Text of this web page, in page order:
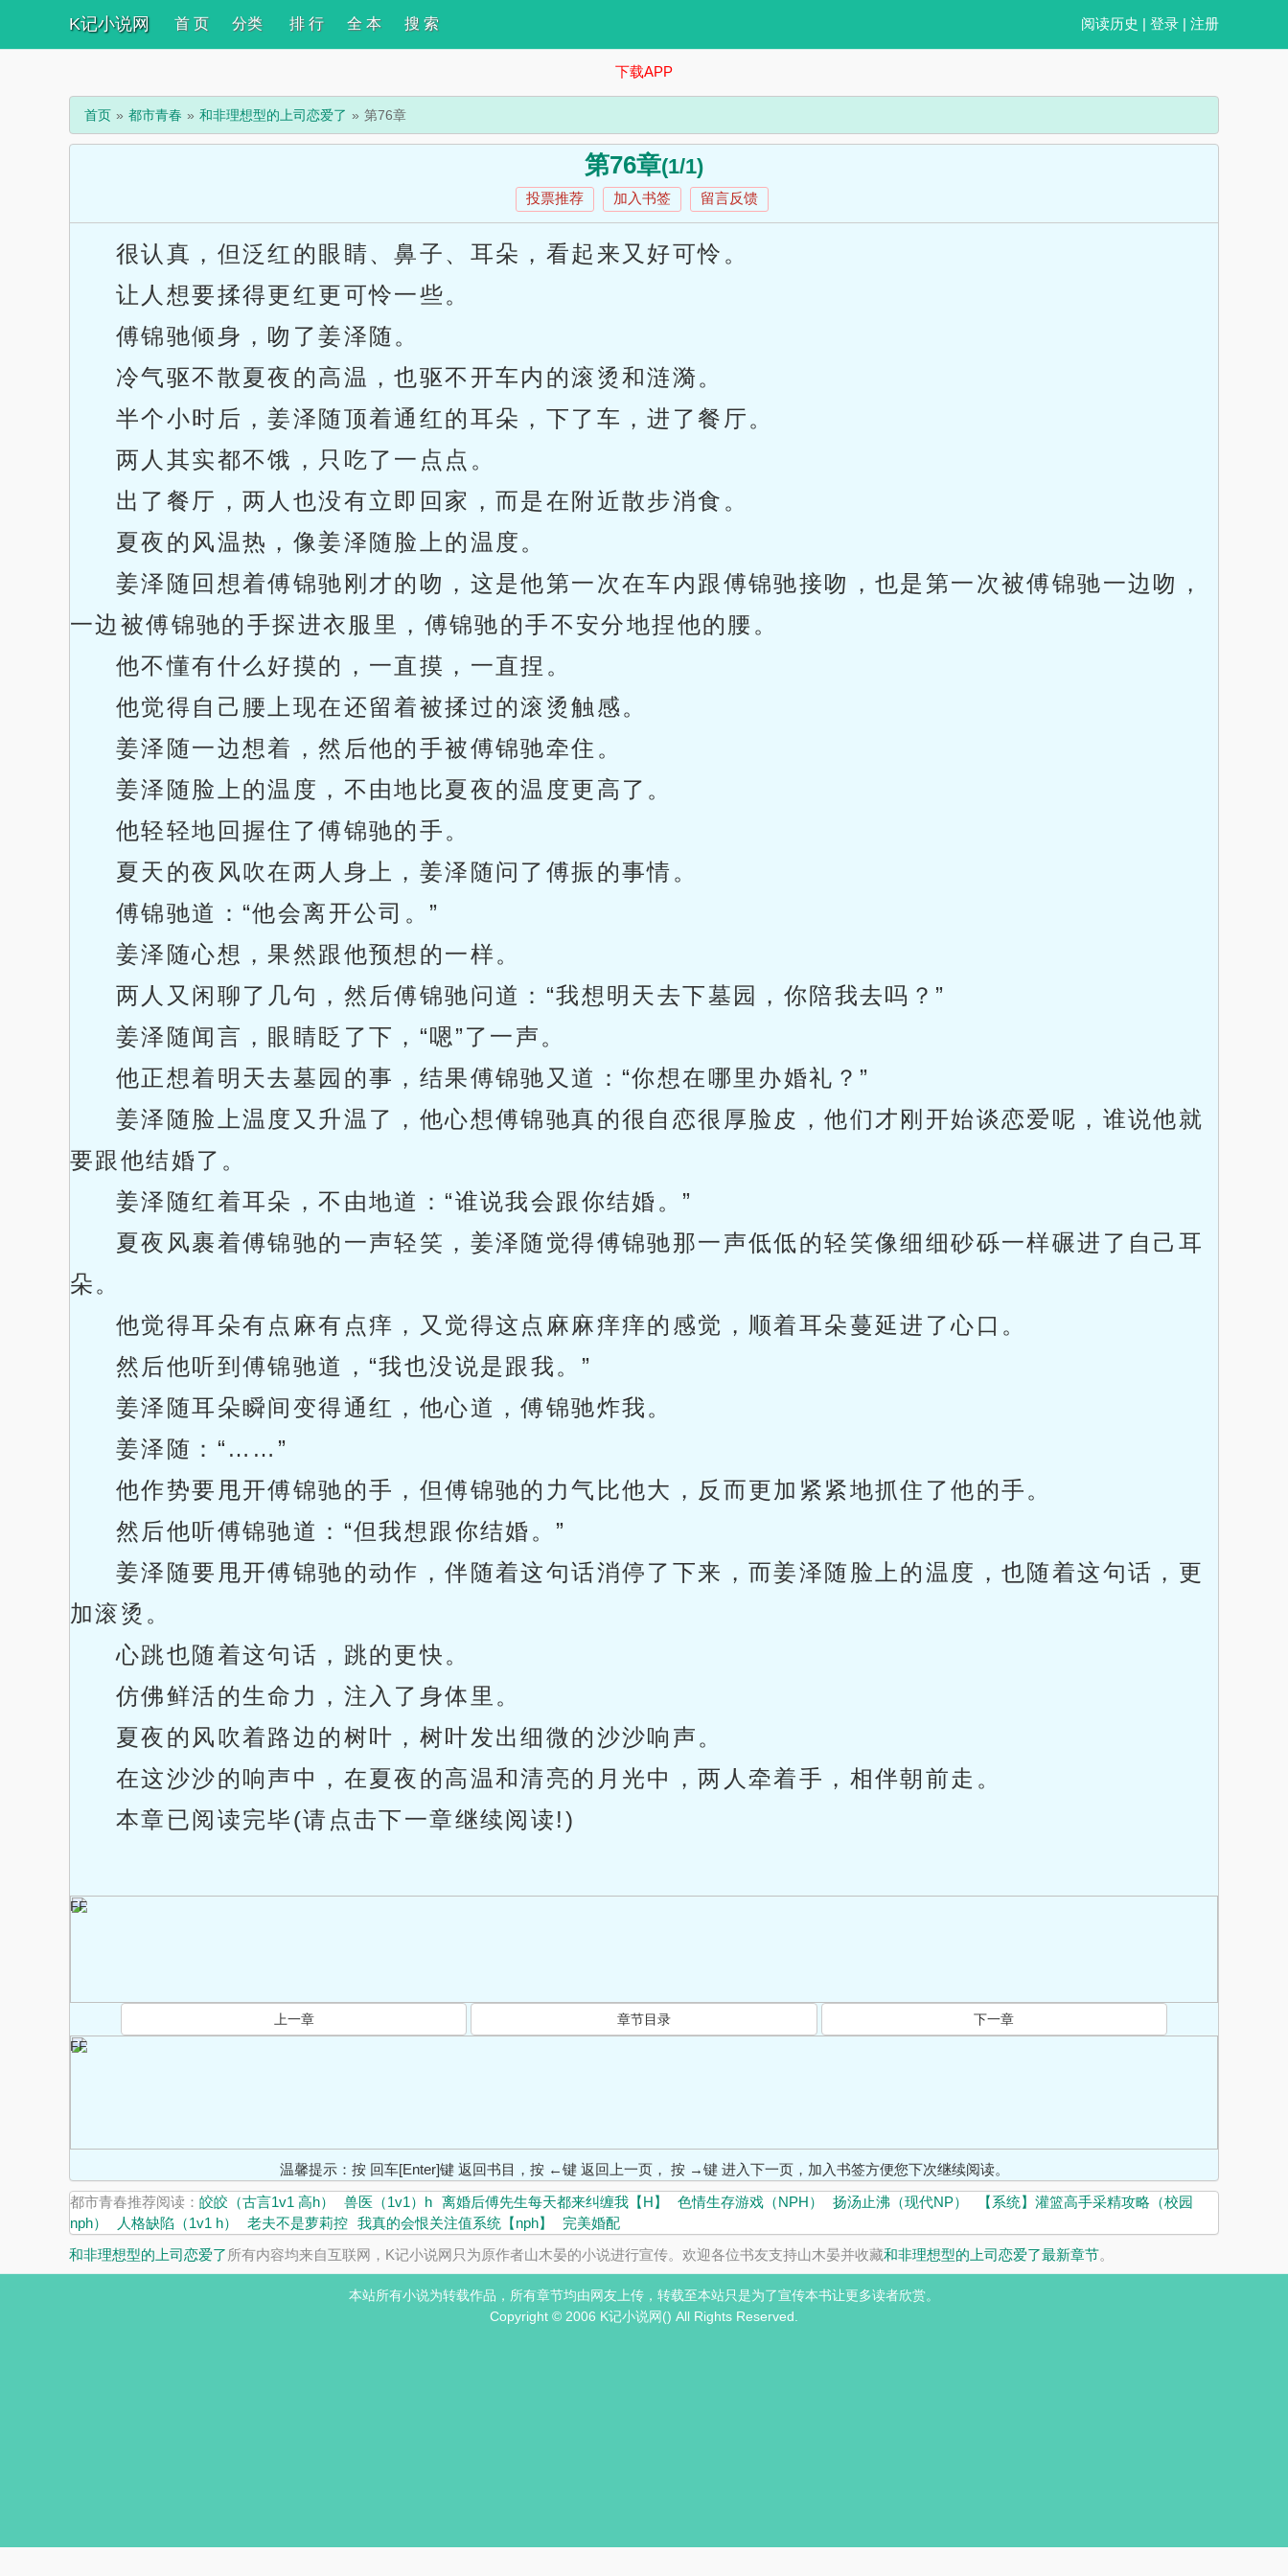
K记小说网 阅读历史 | 登录 | 注册
首 页 分类 排 行 全 本 搜 索
下载APP
首页 都市青春 和非理想型的上司恋爱了 第76章
第76章(1/1)
投票推荐 加入书签 留言反馈
很认真，但泛红的眼睛、鼻子、耳朵，看起来又好可怜。
让人想要揉得更红更可怜一些。
傅锦驰倾身，吻了姜泽随。
冷气驱不散夏夜的高温，也驱不开车内的滚烫和涟漪。
半个小时后，姜泽随顶着通红的耳朵，下了车，进了餐厅。
两人其实都不饿，只吃了一点点。
出了餐厅，两人也没有立即回家，而是在附近散步消食。
夏夜的风温热，像姜泽随脸上的温度。
姜泽随回想着傅锦驰刚才的吻，这是他第一次在车内跟傅锦驰接吻，也是第一次被傅锦驰一边吻，
一边被傅锦驰的手探进衣服里，傅锦驰的手不安分地捏他的腰。
他不懂有什么好摸的，一直摸，一直捏。
他觉得自己腰上现在还留着被揉过的滚烫触感。
姜泽随一边想着，然后他的手被傅锦驰牵住。
姜泽随脸上的温度，不由地比夏夜的温度更高了。
他轻轻地回握住了傅锦驰的手。
夏天的夜风吹在两人身上，姜泽随问了傅振的事情。
傅锦驰道：“他会离开公司。”
姜泽随心想，果然跟他预想的一样。
两人又闲聊了几句，然后傅锦驰问道：“我想明天去下墓园，你陪我去吗？”
姜泽随闻言，眼睛眨了下，“嗯”了一声。
他正想着明天去墓园的事，结果傅锦驰又道：“你想在哪里办婚礼？”
姜泽随脸上温度又升温了，他心想傅锦驰真的很自恋很厚脸皮，他们才刚开始谈恋爱呢，谁说他就
要跟他结婚了。
姜泽随红着耳朵，不由地道：“谁说我会跟你结婚。”
夏夜风裹着傅锦驰的一声轻笑，姜泽随觉得傅锦驰那一声低低的轻笑像细细砂砾一样碾进了自己耳
朵。
他觉得耳朵有点麻有点痒，又觉得这点麻麻痒痒的感觉，顺着耳朵蔓延进了心口。
然后他听到傅锦驰道，“我也没说是跟我。”
姜泽随耳朵瞬间变得通红，他心道，傅锦驰炸我。
姜泽随：“……”
他作势要甩开傅锦驰的手，但傅锦驰的力气比他大，反而更加紧紧地抓住了他的手。
然后他听傅锦驰道：“但我想跟你结婚。”
姜泽随要甩开傅锦驰的动作，伴随着这句话消停了下来，而姜泽随脸上的温度，也随着这句话，更
加滚烫。
心跳也随着这句话，跳的更快。
仿佛鲜活的生命力，注入了身体里。
夏夜的风吹着路边的树叶，树叶发出细微的沙沙响声。
在这沙沙的响声中，在夏夜的高温和清亮的月光中，两人牵着手，相伴朝前走。
本章已阅读完毕(请点击下一章继续阅读!)
FF
上一章 章节目录
下一章
FF
温馨提示：按 回车[Enter]键 返回书目，按 ←键 返回上一页， 按 →键 进入下一页，加入书签方便您下次继续阅读。
都市青春推荐阅读： 皎皎（古言1v1 高h） 兽医（1v1）h 离婚后傅先生每天都来纠缠我【H】 色情生存游戏（NPH） 扬汤止沸（现代NP）
【系统】灌篮高手采精攻略（校园
nph）
人格缺陷（1v1 h） 老夫不是萝莉控 我真的会恨关注值系统【nph】
完美婚配
和非理想型的上司恋爱了 所有内容均来自互联网，K记小说网只为原作者山木晏的小说进行宣传。欢迎各位书友支持山木晏并收藏和非理想型的上司恋爱了最新章节。
本站所有小说为转载作品，所有章节均由网友上传，转载至本站只是为了宣传本书让更多读者欣赏。
Copyright © 2006 K记小说网() All Rights Reserved.